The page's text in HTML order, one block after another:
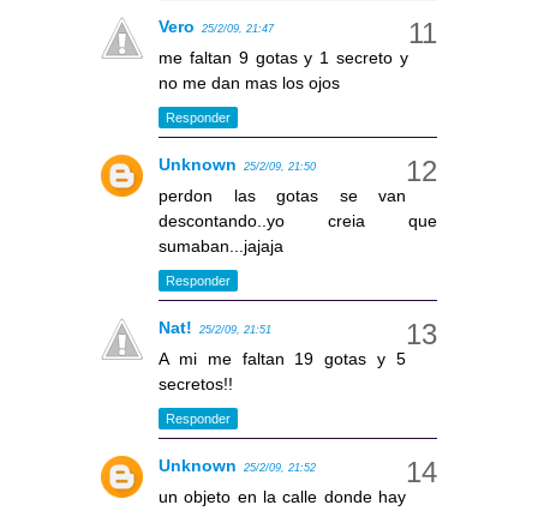
Vero 25/2/09, 21:47
me faltan 9 gotas y 1 secreto y
no me dan mas los ojos
Responder
Unknown 25/2/09, 21:50
perdon las gotas se van
descontando..yo creia que
sumaban...jajaja
Responder
Nat! 25/2/09, 21:51
A mi me faltan 19 gotas y 5
secretos!!
Responder
Unknown 25/2/09, 21:52
un objeto en la calle donde hay